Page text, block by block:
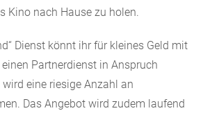
Kino nach Hause zu holen.
Dienst könnt ihr für kleines Geld mit
Partnerdienst in Anspruch
eine riesige Anzahl an
Das Angebot wird zudem laufend